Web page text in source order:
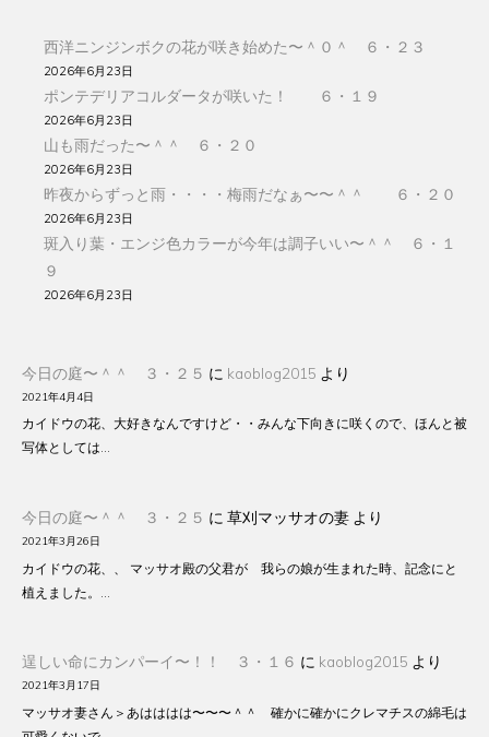
西洋ニンジンボクの花が咲き始めた〜＾０＾ ６・２３
2026年6月23日
ポンテデリアコルダータが咲いた！ ６・１９
2026年6月23日
山も雨だった〜＾＾ ６・２０
2026年6月23日
昨夜からずっと雨・・・・梅雨だなぁ〜〜＾＾ ６・２０
2026年6月23日
斑入り葉・エンジ色カラーが今年は調子いい〜＾＾ ６・１
９
2026年6月23日
今日の庭〜＾＾ ３・２５ に kaoblog2015 より
2021年4月4日
カイドウの花、大好きなんですけど・・みんな下向きに咲くので、ほんと被
写体としては…
今日の庭〜＾＾ ３・２５ に 草刈マッサオの妻 より
2021年3月26日
カイドウの花、、 マッサオ殿の父君が 我らの娘が生まれた時、記念にと
植えました。…
逞しい命にカンパーイ〜！！ ３・１６ に kaoblog2015 より
2021年3月17日
マッサオ妻さん＞あはははは〜〜〜＾＾ 確かに確かにクレマチスの綿毛は